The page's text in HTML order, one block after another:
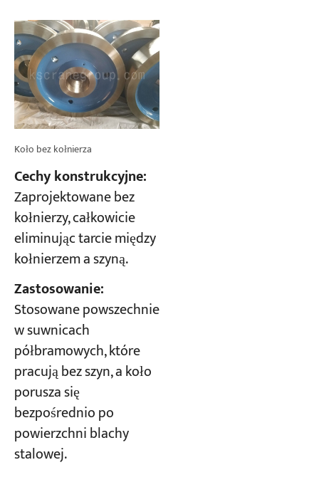
Koło bez kołnierza
Cechy konstrukcyjne:
Zaprojektowane bez
kołnierzy, całkowicie
eliminując tarcie między
kołnierzem a szyną.
Zastosowanie:
Stosowane powszechnie
w suwnicach
półbramowych, które
pracują bez szyn, a koło
porusza się
bezpośrednio po
powierzchni blachy
stalowej.